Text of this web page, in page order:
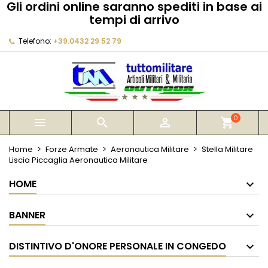
Gli ordini online saranno spediti in base ai
tempi di arrivo
Telefono: +39.0432 29 52 79
   shopping_cart0
Home Forze Armate Aeronautica Militare
Stella Militare
Liscia Piccaglia Aeronautica Militare
HOME
BANNER
DISTINTIVO D'ONORE PERSONALE IN CONGEDO
My wishlists
add_circle_outline Create new list
Crea lista dei desideri
Annulla Crea lista dei desideri
Devi avere effettuato l'accesso per salvare dei
prodotti nella tua lista dei desideri.
Annulla